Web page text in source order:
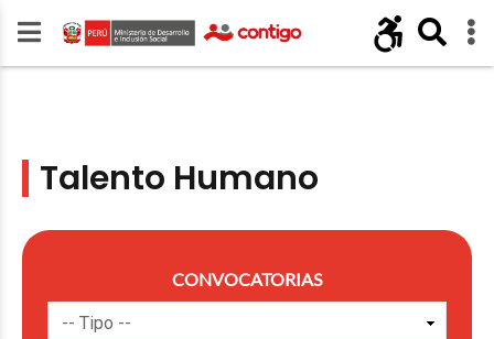
Talento Humano
CONVOCATORIAS